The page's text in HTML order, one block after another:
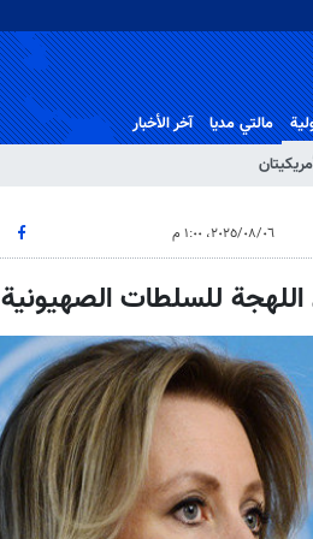
مالتي مدیا آخر الأخبار
٠٦‏/٠٨‏/٢٠٢٥، ١:٠٠ م
للسلطات الصهيونية